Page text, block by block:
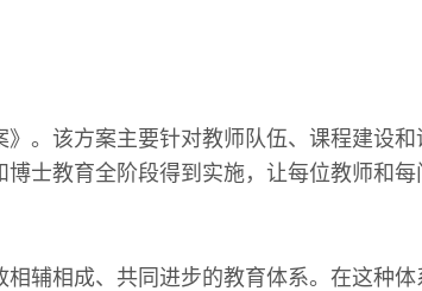
。该方案主要针对教师队伍、课程建设和
士教育全阶段得到实施，让每位教师和每
辅相成、共同进步的教育体系。在这种体